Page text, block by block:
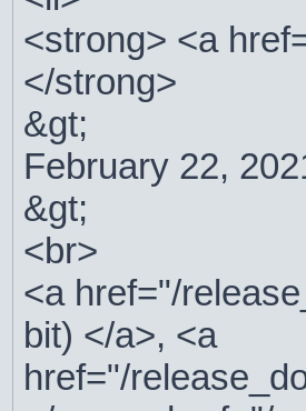
<strong> <a
</strong>
&gt;
February 22,
&gt;
<br>
<a href="/
bit) </a>, <a
href="/